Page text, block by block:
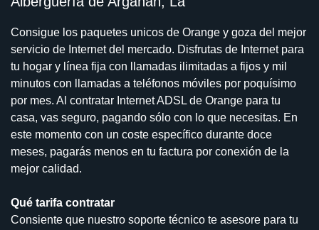
Consigue los paquetes unicos de Orange y goza del mejor
servicio de Internet del mercado. Disfrutas de Internet para
tu hogar y línea fija con llamadas ilimitadas a fijos y mil
minutos con llamadas a teléfonos móviles por poquísimo
por mes. Al contratar Internet ADSL de Orange para tu
casa, vas seguro, pagando sólo con lo que necesitas. En
este momento con un coste específico durante doce
meses, pagarás menos en tu factura por conexión de la
mejor calidad.
Qué tarifa contratar
Consiente que nuestro soporte técnico te asesore para tu